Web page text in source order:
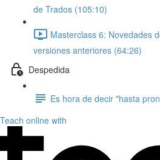
de Trados (105:10)
Masterclass 6: Novedades
versiones anteriores (64:26)
Despedida
Es hora de decir "hasta
Teach online with